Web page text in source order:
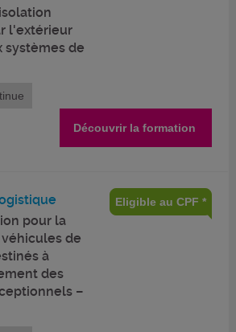
l'extérieur
systèmes de
Découvrir la formation
pour la
de
à
des
–
Eligible au CPF *